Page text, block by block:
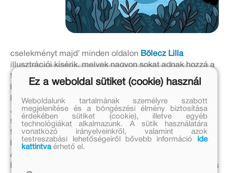
cselekményt majd’ minden oldalon Bölecz Lilla
illusztrációi kísérik, melyek nagyon sokat adnak hozzá a
történet és a világ hangulatához és megértéséhez is,
hiszen a különféle szigetek térképe vagy madártávlati
látképe nagyban megkönnyítik az olvasó számára, hogy
„belakja” e világot, és hogy jól el tudja különíteni a
szereplőket. Hiszen a könyv egyik csavarossága, hogy a
főszereplők között három kapitány is van – ebbe akár
könnyen bele is zavarodhatna az olvasó.
A jól ismert motívumok – a háromszög-kalap, horog-kéz,
beszélő madár, kocsmai bunyó, tengeri szörny és a titkos
Ez a weboldal sütiket (cookie) használ
Weboldalunk tartalmának személyre szabott
megjelenítése és a böngészési élmény biztosítása
érdekében sütiket (cookie), illetve egyéb
technológiákat alkalmazunk. A sütik használatára
vonatkozó irányelveinkről, valamint azok
testreszabási lehetőségeiről bővebb információ
ide
kattintvaérhető el.